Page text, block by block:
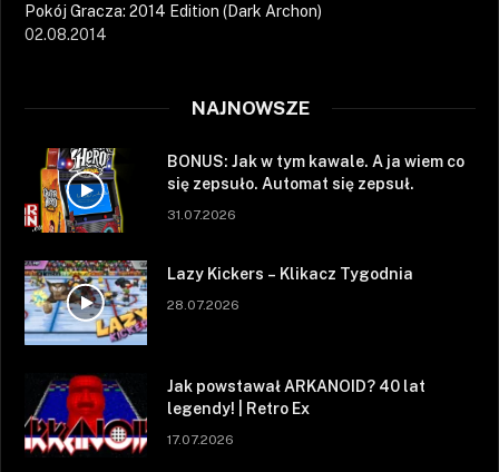
Pokój Gracza: 2014 Edition (Dark Archon)
02.08.2014
NAJNOWSZE
BONUS: Jak w tym kawale. A ja wiem co
się zepsuło. Automat się zepsuł.
31.07.2026
Lazy Kickers – Klikacz Tygodnia
28.07.2026
Jak powstawał ARKANOID? 40 lat
legendy! | Retro Ex
17.07.2026